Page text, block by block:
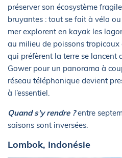
préserver son écosystème
bruyantes : tout se fait à vélo
mer explorent en kayak les
au milieu de poissons tropicaux
qui préfèrent la terre se lancent
Gower pour un panorama à
réseau téléphonique devient
à l’essentiel.
Quand s'y rendre ?entre
saisons sont inversées.
Lombok, Indonésie